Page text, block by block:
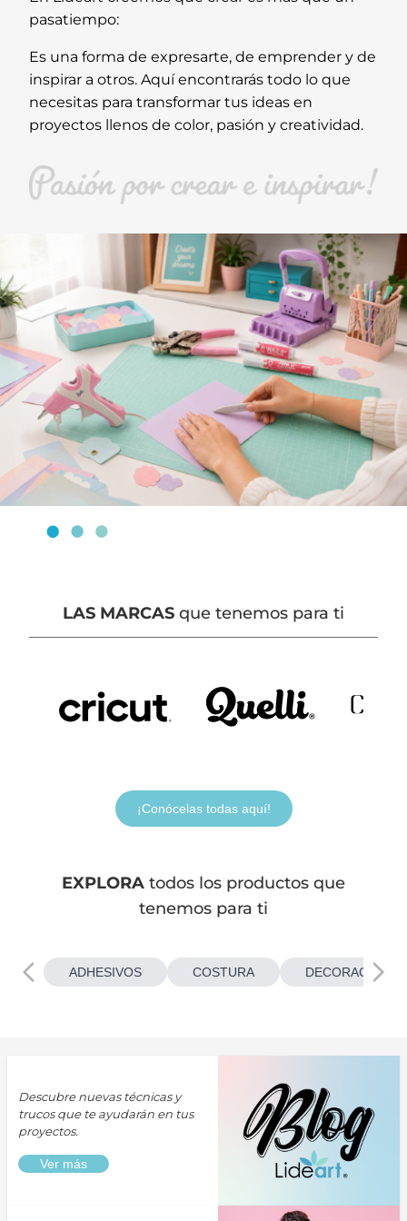
pasatiempo:
Es una forma de expresarte, de emprender y de
inspirar a otros. Aquí encontrarás todo lo que
necesitas para transformar tus ideas en
proyectos llenos de color, pasión y creatividad.
LAS MARCAS que tenemos para ti
¡Conócelas todas aquí!
EXPLORA todos los productos que
tenemos para ti
ADHESIVOS COSTURA
Descubre nuevas técnicas y
trucos que te ayudarán en tus
proyectos.
Ver más